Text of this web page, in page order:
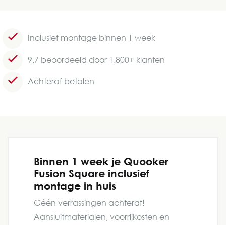
Inclusief montage binnen 1 week
9,7 beoordeeld door 1.800+ klanten
Achteraf betalen
Binnen 1 week je Quooker
Fusion Square inclusief
montage in huis
Géén verrassingen achteraf!
Aansluitmaterialen, voorrijkosten en